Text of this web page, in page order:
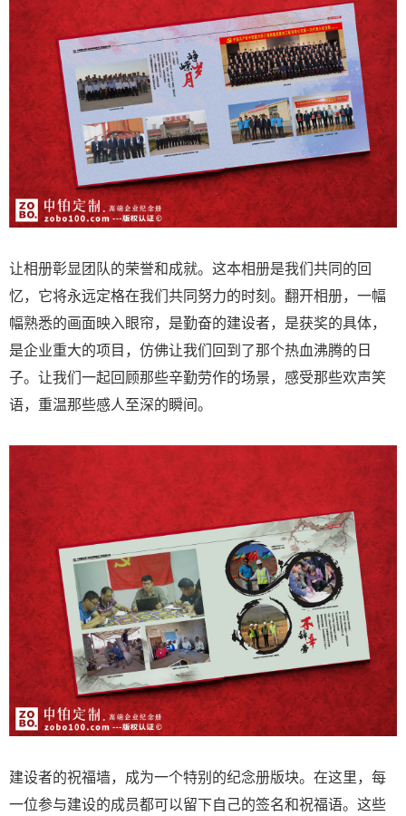
让相册彰显团队的荣誉和成就。这本相册是我们共同的回
忆，它将永远定格在我们共同努力的时刻。翻开相册，一幅
幅熟悉的画面映入眼帘，是勤奋的建设者，是获奖的具体，
是企业重大的项目，仿佛让我们回到了那个热血沸腾的日
子。让我们一起回顾那些辛勤劳作的场景，感受那些欢声笑
语，重温那些感人至深的瞬间。
建设者的祝福墙，成为一个特别的纪念册版块。在这里，每
一位参与建设的成员都可以留下自己的签名和祝福语。这些